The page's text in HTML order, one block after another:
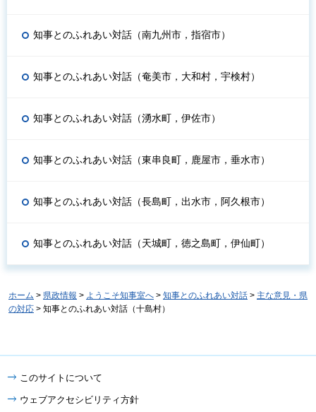
知事とのふれあい対話（南九州市，指宿市）
知事とのふれあい対話（奄美市，大和村，宇検村）
知事とのふれあい対話（湧水町，伊佐市）
知事とのふれあい対話（東串良町，鹿屋市，垂水市）
知事とのふれあい対話（長島町，出水市，阿久根市）
知事とのふれあい対話（天城町，徳之島町，伊仙町）
ホーム > 県政情報 > ようこそ知事室へ > 知事とのふれあい対話 > 主な意見・県
の対応 > 知事とのふれあい対話（十島村）
このサイトについて
ウェブアクセシビリティ方針